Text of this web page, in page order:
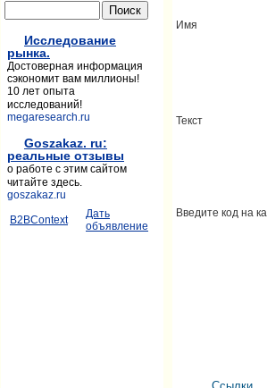
Имя
Текст
Введите код на
Исследование
рынка.
Достоверная информация
сэкономит вам миллионы!
10 лет опыта
исследований!
megaresearch.ru
Goszakaz. ru:
реальные отзывы
о работе с этим сайтом
читайте здесь.
goszakaz.ru
B2BContext
Дать
объявление